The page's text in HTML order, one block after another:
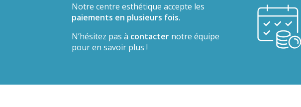
Notre centre esthétique accepte les
paiements en plusieurs fois.
N’hésitez pas à contacter notre équipe
pour en savoir plus !